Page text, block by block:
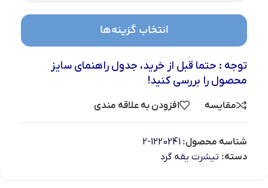
انتخاب گزینه‌ها
توجه : حتما قبل از خرید، جدول راهنمای سایز
محصول را بررسی کنید!
مقایسه افزودن به علاقه مندی
شناسه محصول: 1220241-2
دسته: تیشرت یقه گرد